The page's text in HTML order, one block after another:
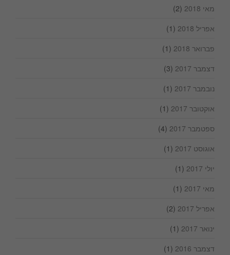
מאי 2018
(2)
אפריל 2018
(1)
פברואר 2018
(1)
דצמבר 2017
(3)
נובמבר 2017
(1)
אוקטובר 2017
(1)
ספטמבר 2017
(4)
אוגוסט 2017
(1)
יולי 2017
(1)
מאי 2017
(1)
אפריל 2017
(2)
ינואר 2017
(1)
דצמבר 2016
(1)